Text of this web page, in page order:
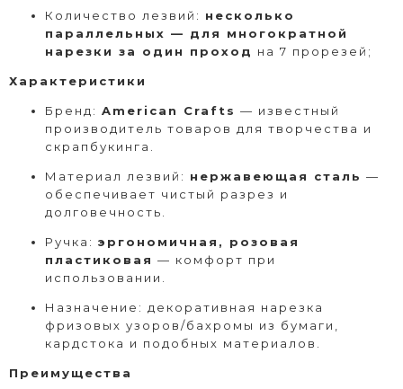
Количество лезвий: несколько
параллельных — для многократной
нарезки за один проход на 7 прорезей;
Характеристики
Бренд: American Crafts — известный
производитель товаров для творчества и
скрапбукинга.
Материал лезвий: нержавеющая сталь —
обеспечивает чистый разрез и
долговечность.
Ручка: эргономичная, розовая
пластиковая — комфорт при
использовании.
Назначение: декоративная нарезка
фризовых узоров/бахромы из бумаги,
кардстока и подобных материалов.
Преимущества